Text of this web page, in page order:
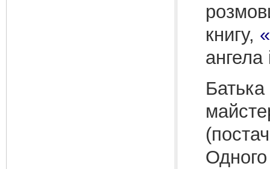
книгу,
ангела
Батька